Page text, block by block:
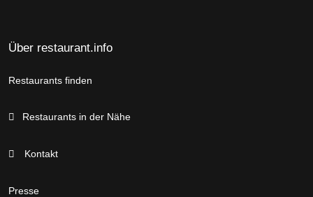
Über restaurant.info
Restaurants finden
Restaurants in der Nähe
Kontakt
Presse